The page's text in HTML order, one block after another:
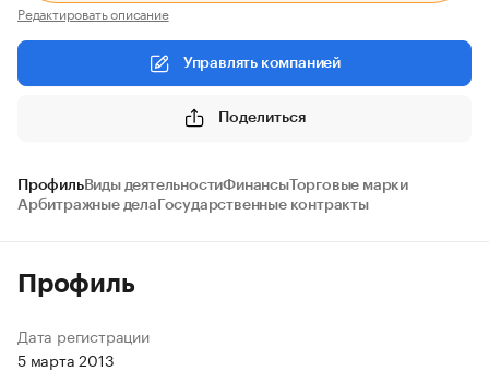
Редактировать описание
Управлять компанией
Поделиться
ПрофильВиды деятельностиФинансыТорговые марки
Арбитражные дела Государственные контракты
Профиль
Дата регистрации
5 марта 2013